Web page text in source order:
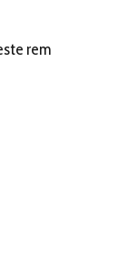
rem